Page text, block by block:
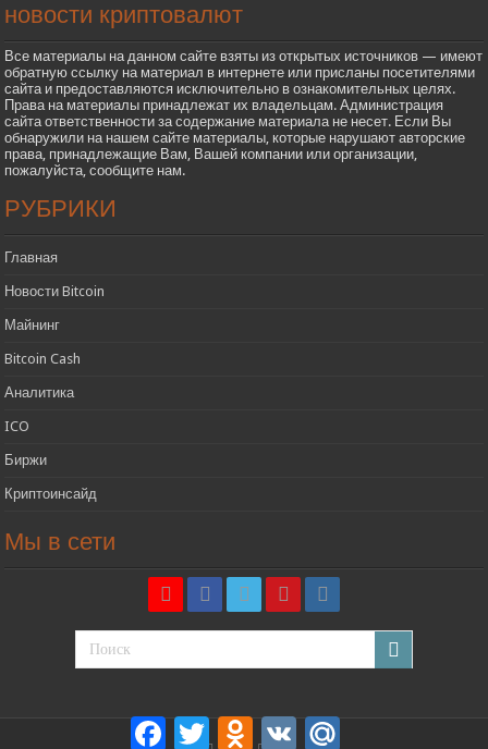
новости криптовалют
Все материалы на данном сайте взяты из открытых источников — имеют
обратную ссылку на материал в интернете или присланы посетителями
сайта и предоставляются исключительно в ознакомительных целях.
Права на материалы принадлежат их владельцам. Администрация
сайта ответственности за содержание материала не несет. Если Вы
обнаружили на нашем сайте материалы, которые нарушают авторские
права, принадлежащие Вам, Вашей компании или организации,
пожалуйста, сообщите нам.
РУБРИКИ
Главная
Новости Bitcoin
Майнинг
Bitcoin Cash
Аналитика
ICO
Биржи
Криптоинсайд
Мы в сети
FacebookTwitter Odnoklassniki
VK